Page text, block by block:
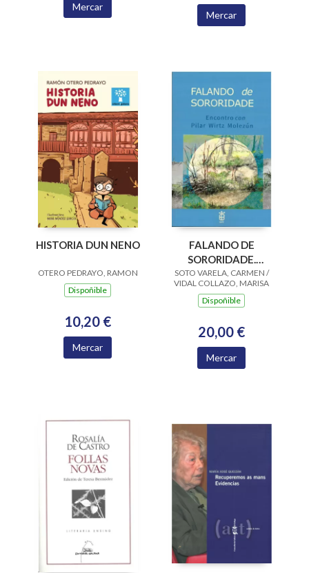
Mercar
Mercar
HISTORIA DUN NENO
OTERO PEDRAYO, RAMON
Dispoñible
10,20 €
Mercar
FALANDO DE
SORORIDADE.
ENCONTRO CON
PILAR WIRTZ
MOLEZUN
SOTO VARELA, CARMEN /
VIDAL COLLAZO, MARISA
Dispoñible
20,00 €
Mercar